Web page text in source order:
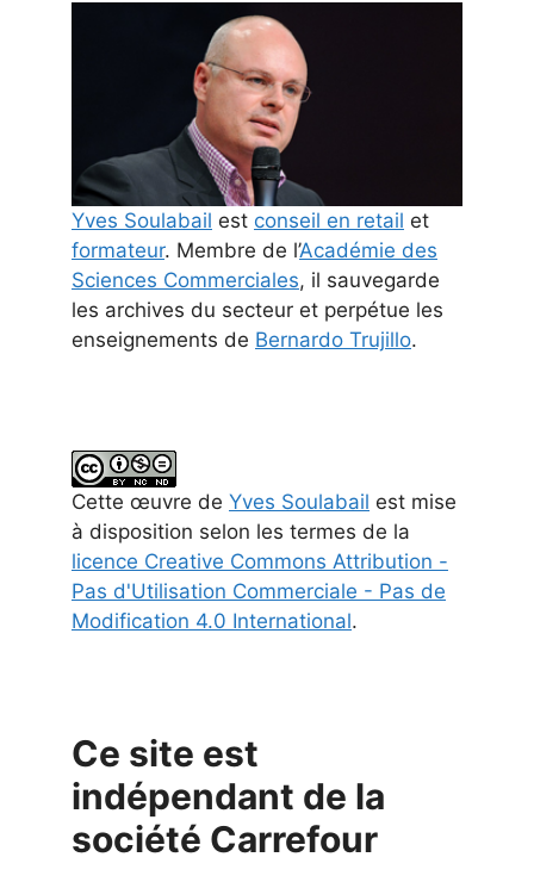
Yves Soulabail est conseil en retail et
formateur. Membre de l’Académie des
Sciences Commerciales, il sauvegarde
les archives du secteur et perpétue les
enseignements de Bernardo Trujillo.
Cette œuvre de Yves Soulabail est mise
à disposition selon les termes de la
licence Creative Commons Attribution -
Pas d'Utilisation Commerciale - Pas de
Modification 4.0 International.
Ce site est
indépendant de la
société Carrefour